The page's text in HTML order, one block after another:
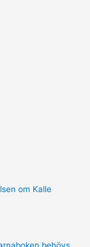
om Kalle
behövs